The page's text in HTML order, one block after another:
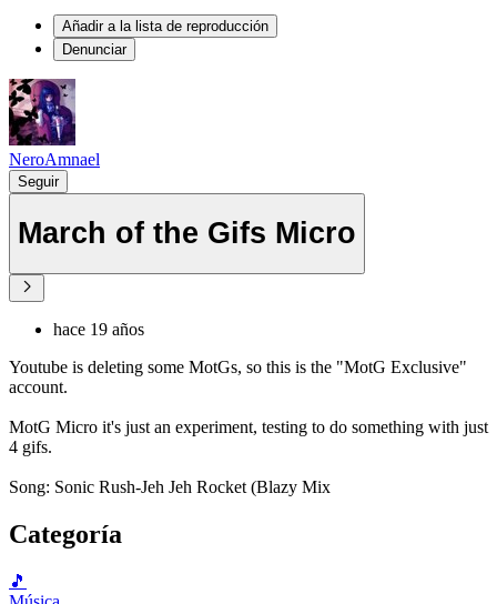
Añadir a la lista de reproducción
Denunciar
NeroAmnael
Seguir
March of the Gifs Micro
hace 19 años
Youtube is deleting some MotGs, so this is the "MotG Exclusive"
account.
MotG Micro it's just an experiment, testing to do something with just
4 gifs.
Song: Sonic Rush-Jeh Jeh Rocket (Blazy Mix
Categoría
🎵